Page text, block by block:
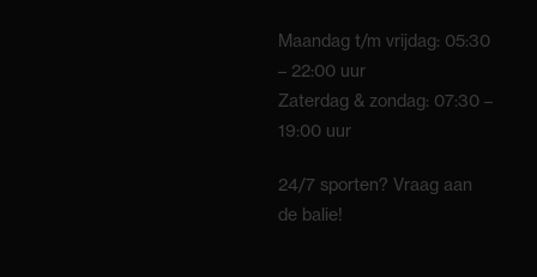
Maandag t/m vrijdag: 05:30
– 22:00 uur
Zaterdag & zondag: 07:30 –
19:00 uur
24/7 sporten? Vraag aan
de balie!